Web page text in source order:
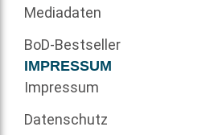
Mediadaten
BoD-Bestseller
IMPRESSUM
Impressum
Datenschutz